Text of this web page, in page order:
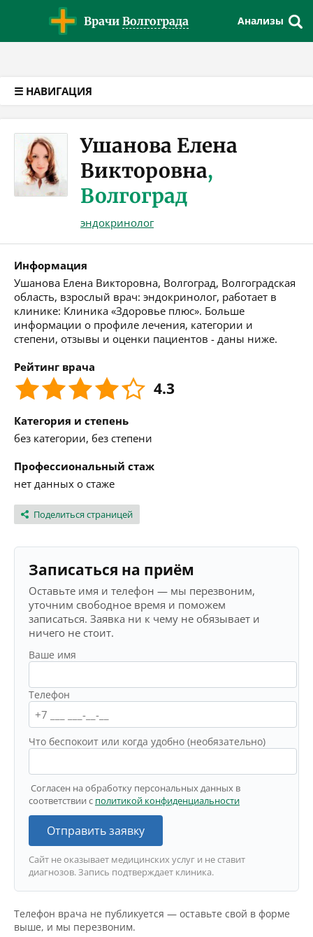
Врачи Волгограда Анализы
☰ НАВИГАЦИЯ
Ушанова Елена
Викторовна,
Волгоград
эндокринолог
Информация
Ушанова Елена Викторовна, Волгоград, Волгоградская
область, взрослый врач: эндокринолог, работает в
клинике: Клиника «Здоровье плюс». Больше
информации о профиле лечения, категории и
степени, отзывы и оценки пациентов - даны ниже.
Рейтинг врача
4.3
Категория и степень
без категории, без степени
Профессиональный стаж
нет данных о стаже
Поделиться страницей
Записаться на приём
Оставьте имя и телефон — мы перезвоним,
уточним свободное время и поможем
записаться. Заявка ни к чему не обязывает и
ничего не стоит.
Ваше имя
Телефон
Что беспокоит или когда удобно (необязательно)
Согласен на обработку персональных данных в
соответствии с политикой конфиденциальности
Отправить заявку
Сайт не оказывает медицинских услуг и не ставит
диагнозов. Запись подтверждает клиника.
Телефон врача не публикуется — оставьте свой в форме
выше, и мы перезвоним.